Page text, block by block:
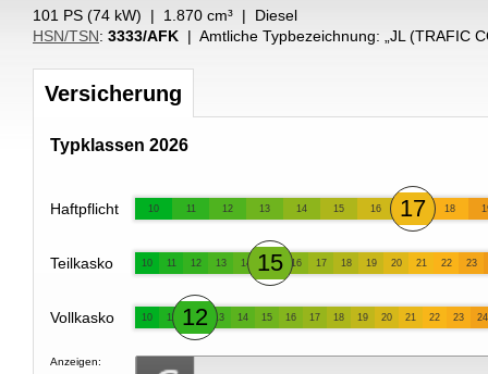
101 PS (74 kW) | 1.870 cm³ | Diesel
HSN/TSN: 3333/AFK | Amtliche Typbezeichnung: „ JL (TRAFIC
Versicherung
Typklassen 2026
Haftpflicht 10 11 12 13 14 15 16 17 18
Teilkasko 10 11 12 13 14 15 16 17 18 19 20 21 22 23
Vollkasko 10 11 12 13 14 15 16 17 18 19 20 21 22 23 24
Anzeigen: